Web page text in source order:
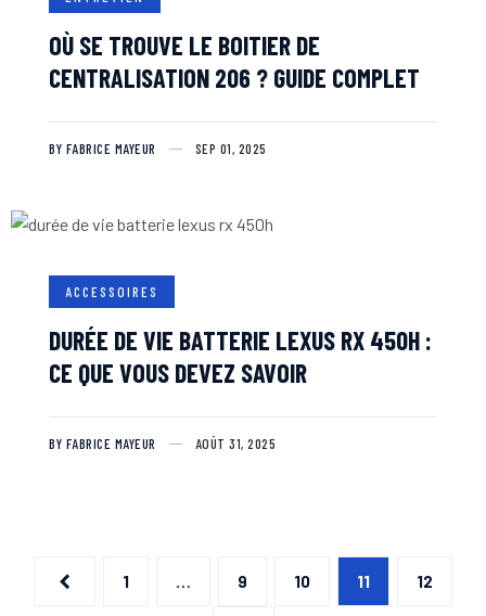
OÙ SE TROUVE LE BOITIER DE
CENTRALISATION 206 ? GUIDE COMPLET
BY FABRICE MAYEUR SEP 01, 2025
ACCESSOIRES
DURÉE DE VIE BATTERIE LEXUS RX 450H :
CE QUE VOUS DEVEZ SAVOIR
BY FABRICE MAYEUR AOÛT 31, 2025
1 9 10 11 12